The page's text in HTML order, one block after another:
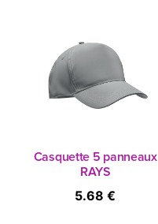
Casquette 5 panneaux
RAYS
5.68 €